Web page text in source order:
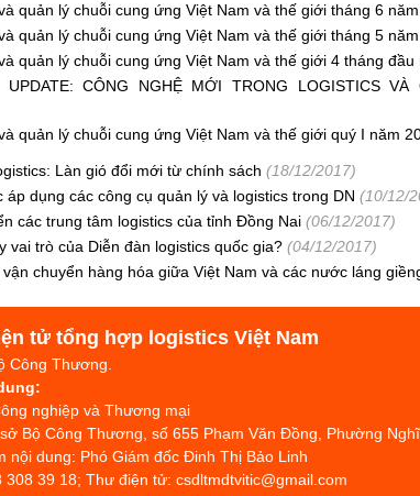
quản lý chuỗi cung ứng Việt Nam và thế giới tháng 6
quản lý chuỗi cung ứng Việt Nam và thế giới tháng 5
quản lý chuỗi cung ứng Việt Nam và thế giới 4 tháng
UPDATE: CÔNG NGHỆ MỚI TRONG LOGISTICS
quản lý chuỗi cung ứng Việt Nam và thế giới quý I năm
Làn gió đổi mới từ chính sách (18/12/2017)
áp dụng các công cụ quản lý và logistics trong DN (10/12/
các trung tâm logistics của tỉnh Đồng Nai (06/12/2017)
vai trò của Diễn đàn logistics quốc gia? (04/12/2017)
chuyển hàng hóa giữa Việt Nam và các nước láng
tử tổng hợp logistics Việt Nam
Công Thương.
nghiệp và Thương mại
Bộ Công Thương, số 655 Phạm Văn Đồng, Phường
nội dung: Phó Giám đốc Đinh Thị Bảo Linh
39 18; Thư điện tử: csdltmdtvitic@gmail.com